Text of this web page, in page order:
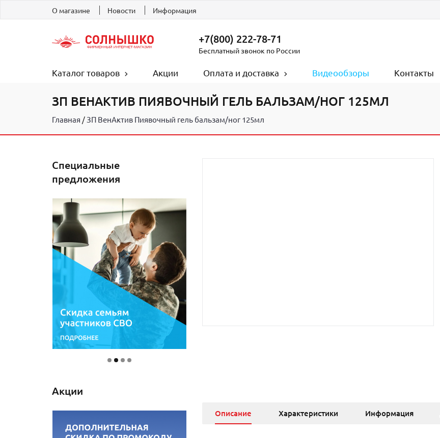
О магазине Новости Информация
+7(800) 222-78-71
Бесплатный звонок по России
Каталог товаров Акции Оплата и доставка Видеообзоры Контакты
ЗП ВЕНАКТИВ ПИЯВОЧНЫЙ ГЕЛЬ БАЛЬЗАМ/НОГ 125МЛ
Главная ЗП ВенАктив Пиявочный гель бальзам/ног 125мл
Описание Характеристики Информация
Специальные
предложения
Акции